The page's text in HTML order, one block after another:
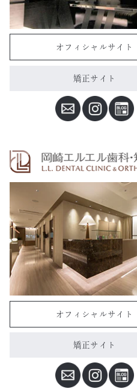
オフィシャルサイト
矯正サイト
オフィシャルサイト
矯正サイト